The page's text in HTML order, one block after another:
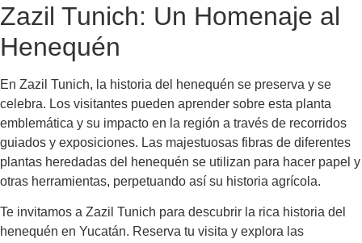
Zazil Tunich: Un Homenaje al
Henequén
En Zazil Tunich, la historia del henequén se preserva y se
celebra. Los visitantes pueden aprender sobre esta planta
emblemática y su impacto en la región a través de recorridos
guiados y exposiciones. Las majestuosas fibras de diferentes
plantas heredadas del henequén se utilizan para hacer papel y
otras herramientas, perpetuando así su historia agrícola.
Te invitamos a Zazil Tunich para descubrir la rica historia del
henequén en Yucatán. Reserva tu visita y explora las